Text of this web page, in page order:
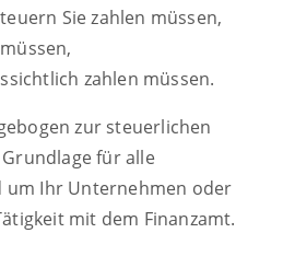
Sie zahlen müssen,
zahlen müssen.
zur steuerlichen
für alle
um Ihr Unternehmen oder
mit dem Finanzamt.